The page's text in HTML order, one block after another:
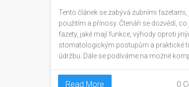
Tento článek se zabývá zubními fazetami,
použitím a přínosy. Čtenáři se dozvědí,
fazety, jaké mají funkce, výhody oproti
stomatologickým postupům a praktické
údržbu. Dále se podíváme na možné
Read More 0